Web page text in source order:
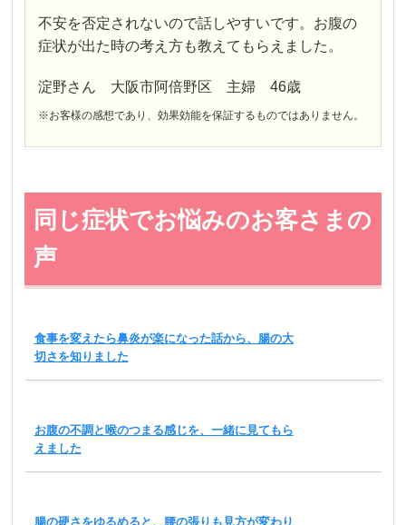
不安を否定されないので話しやすいです。お腹の
症状が出た時の考え方も教えてもらえました。
淀野さん 大阪市阿倍野区 主婦 46歳
※お客様の感想であり、効果効能を保証するものではありません。
同じ症状でお悩みのお客さまの
声
食事を変えたら鼻炎が楽になった話から、腸の大
切さを知りました
お腹の不調と喉のつまる感じを、一緒に見てもら
えました
腸の硬さをゆるめると、腰の張りも見方が変わり